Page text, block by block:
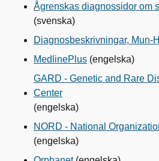
Ågrenskas diagnossidor om
(svenska)
Diagnosbeskrivningar, Mun-
MedlinePlus (engelska)
GARD - Genetic and Rare
Center
(engelska)
NORD - National
(engelska)